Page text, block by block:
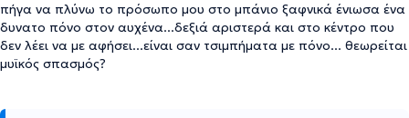
πήγα να πλύνω το πρόσωπο μου στο μπάνιο ξαφνικά ένιωσα ένα
δυνατο πόνο στον αυχένα...δεξιά αριστερά και στο κέντρο που
δεν λέει να με αφήσει...είναι σαν τσιμπήματα με πόνο... θεωρείται
μυϊκός σπασμός?